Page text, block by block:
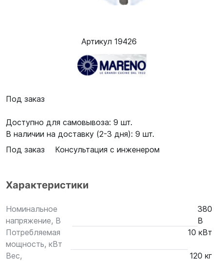
Артикул 19426
Под заказ
Доступно для самовывоза: 9 шт.
В наличии на доставку (2-3 дня): 9 шт.
Под заказ
Консультация с инженером
Характеристики
Номинальное
напряжение, В
380
В
Потребляемая
мощность, кВт
10 кВт
Вес,
120 кг